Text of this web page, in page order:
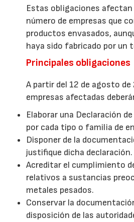
Estas obligaciones afectan
número de empresas que
productos envasados,
haya sido fabricado por un
Principales obligaciones
A partir del 12 de agosto de
empresas afectadas
Elaborar una Declaración
por cada tipo o familia de
Disponer de la
justifique dicha declaración.
Acreditar el cumplimiento
relativos a sustancias
metales pesados.
Conservar la
disposición de las